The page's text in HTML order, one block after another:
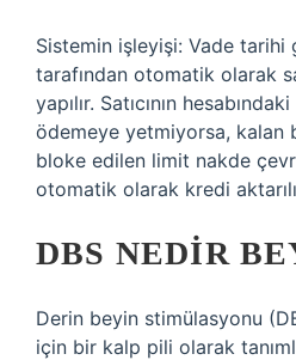
Sistemin işleyişi: Vade tarihi
tarafından otomatik olarak
yapılır. Satıcının
ödemeye yetmiyorsa, kalan
bloke edilen limit nakde
otomatik olarak kredi
DBS NEDIR
Derin beyin stimülasyonu
için bir kalp pili olarak